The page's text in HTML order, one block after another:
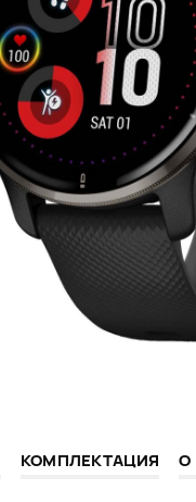
КОМПЛЕКТАЦИЯ О